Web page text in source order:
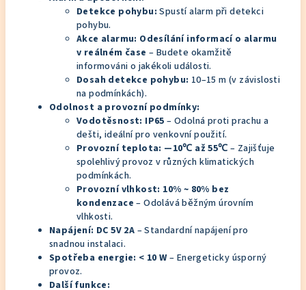
Detekce pohybu: Spustí alarm při detekci
pohybu.
Akce alarmu: Odesílání informací o alarmu
v reálném čase – Budete okamžitě
informováni o jakékoli události.
Dosah detekce pohybu: 10–15 m (v závislosti
na podmínkách).
Odolnost a provozní podmínky:
Vodotěsnost: IP65 – Odolná proti prachu a
dešti, ideální pro venkovní použití.
Provozní teplota: —10℃ až 55℃ – Zajišťuje
spolehlivý provoz v různých klimatických
podmínkách.
Provozní vlhkost: 10% ~ 80% bez
kondenzace – Odolává běžným úrovním
vlhkosti.
Napájení: DC 5V 2A – Standardní napájení pro
snadnou instalaci.
Spotřeba energie: < 10 W– Energeticky úsporný
provoz.
Další funkce: